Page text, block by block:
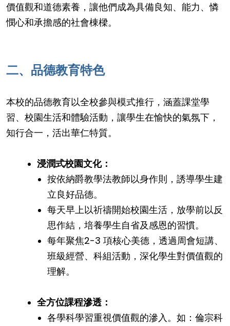
價值觀和道德素養，讓他們成為具備良知、能力、憐
憫心和承擔感的社會棟樑。
二、品德教育特色
本校的品德教育以全校參與模式推行，涵蓋課堂學
習、校園生活和體驗活動，讓學生在愉快的氣氛下，
知行合一，活出華仁特質。
浸潤式校園文化：
按依納爵教學法教師以身作則，誘導學生建
立良好品德。
每天早上以祈禱開始校園生活，放學前以反
思作結，培養學生自省及感恩的習慣。
每年聚焦2-3 項核心美德，透過周會短講、
班級經營、科組活動，深化學生對價值觀的
理解。
全方位課程滲透：
各學科學習重視價值觀的滲入。如：倫宗科